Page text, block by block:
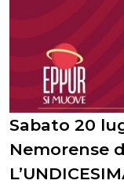
Sabato 20
Nemorense